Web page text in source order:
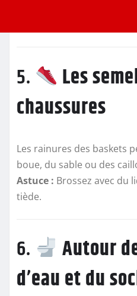
5.
Les
chaussures
Les rainures des baskets
boue, du sable ou des
Astuce : Brossez avec du
tiède.
6.
Autour
d’eau et du